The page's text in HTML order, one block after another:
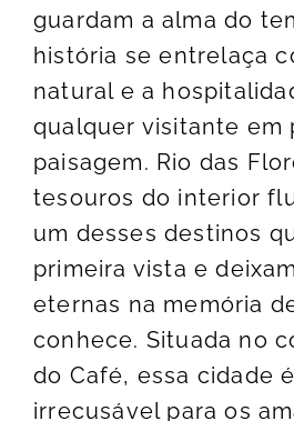
guardam a alma do
história se entrelaça
natural e a
qualquer visitante em
paisagem. Rio das
tesouros do interior
um desses destinos
primeira vista e
eternas na memória
conhece. Situada no
do Café, essa cidade
irrecusável para os